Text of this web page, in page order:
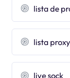
lista de
lista proxy
live sock